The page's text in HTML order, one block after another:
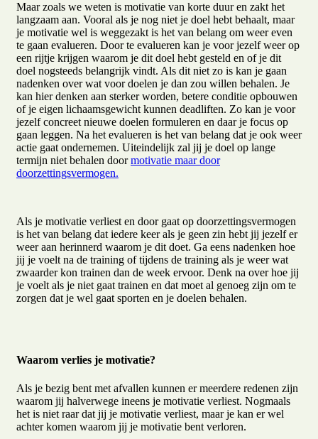
Maar zoals we weten is motivatie van korte duur en zakt het
langzaam aan. Vooral als je nog niet je doel hebt behaalt, maar
je motivatie wel is weggezakt is het van belang om weer even
te gaan evalueren. Door te evalueren kan je voor jezelf weer op
een rijtje krijgen waarom je dit doel hebt gesteld en of je dit
doel nogsteeds belangrijk vindt. Als dit niet zo is kan je gaan
nadenken over wat voor doelen je dan zou willen behalen. Je
kan hier denken aan sterker worden, betere conditie opbouwen
of je eigen lichaamsgewicht kunnen deadliften. Zo kan je voor
jezelf concreet nieuwe doelen formuleren en daar je focus op
gaan leggen. Na het evalueren is het van belang dat je ook weer
actie gaat ondernemen. Uiteindelijk zal jij je doel op lange
termijn niet behalen doormotivatie maar door
doorzettingsvermogen.
Als je motivatie verliest en door gaat op doorzettingsvermogen
is het van belang dat iedere keer als je geen zin hebt jij jezelf er
weer aan herinnerd waarom je dit doet. Ga eens nadenken hoe
jij je voelt na de training of tijdens de training als je weer wat
zwaarder kon trainen dan de week ervoor. Denk na over hoe jij
je voelt als je niet gaat trainen en dat moet al genoeg zijn om te
zorgen dat je wel gaat sporten en je doelen behalen.
Waarom verlies je motivatie?
Als je bezig bent met afvallen kunnen er meerdere redenen zijn
waarom jij halverwege ineens je motivatie verliest. Nogmaals
het is niet raar dat jij je motivatie verliest, maar je kan er wel
achter komen waarom jij je motivatie bent verloren.